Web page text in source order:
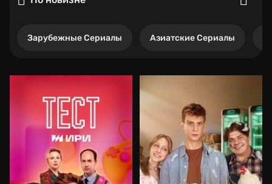
Зарубежные Сериалы Азиатские Сериалы